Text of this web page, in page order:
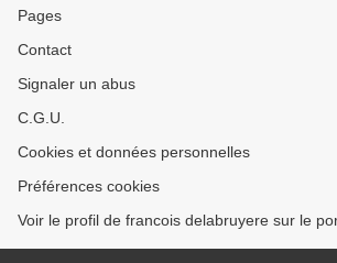
Pages
Contact
Signaler un abus
C.G.U.
Cookies et données personnelles
Préférences cookies
Voir le profil de francois delabruyere sur le